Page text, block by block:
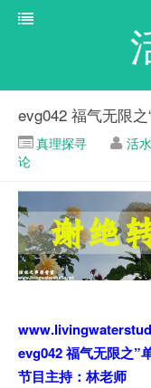
evg042 福气无限之
真理探寻 活
论
evg042 福气无限之”
节目主持：林老师